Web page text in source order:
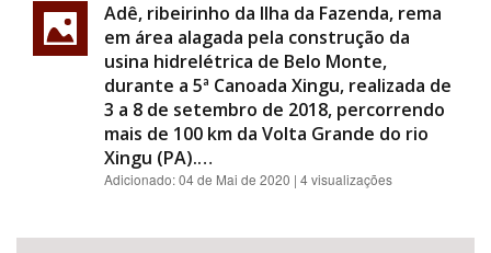
Adê, ribeirinho da Ilha da Fazenda, rema
em área alagada pela construção da
usina hidrelétrica de Belo Monte,
durante a 5ª Canoada Xingu, realizada de
3 a 8 de setembro de 2018, percorrendo
mais de 100 km da Volta Grande do rio
Xingu (PA).…
Adicionado:04 de Mai de 2020 | 4 visualizações